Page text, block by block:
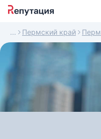
Пермский край